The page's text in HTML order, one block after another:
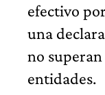
efectivo
una
no
entidades.